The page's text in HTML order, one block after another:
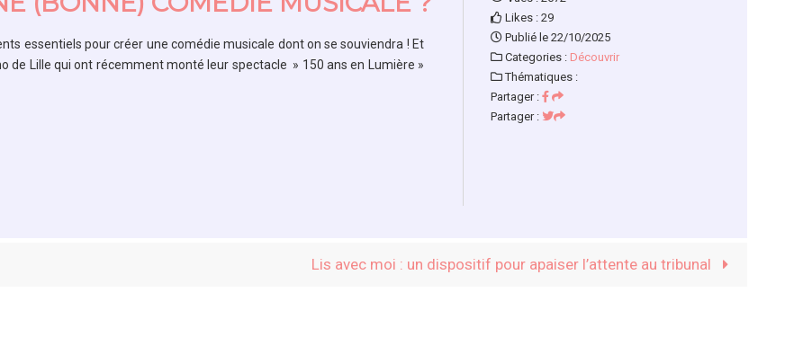
essentiels pour créer une comédie musicale dont on se souviendra ! Et
de Lille qui ont récemment monté leur spectacle » 150 ans en Lumière »
Likes : 29
Publié le 22/10/2025
Categories : Découvrir
Thématiques :
Partager :
Partager :
Lis avec moi : un dispositif pour apaiser l’attente au tribunal